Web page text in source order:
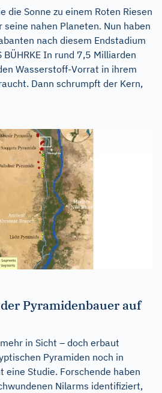
die Sonne zu einem Roten Riesen
nahen Planeten. Nun haben
nach diesem Endstadium
BÜHRKE In rund 7,5 Milliarden
Wasserstoff-Vorrat in ihrem
Dann schrumpft der Kern,
Pyramidenbauer auf
in Sicht – doch erbaut
Pyramiden noch in
eine Studie. Forschende haben
Nilarms identifiziert,